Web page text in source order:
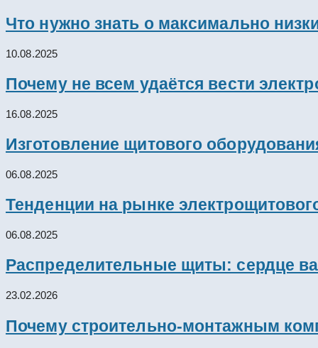
Что нужно знать о максимально
10.08.2025
Почему не всем удаётся вести
16.08.2025
Изготовление щитового
06.08.2025
Тенденции на рынке
06.08.2025
Распределительные щиты: сердце
23.02.2026
Почему строительно-монтажным